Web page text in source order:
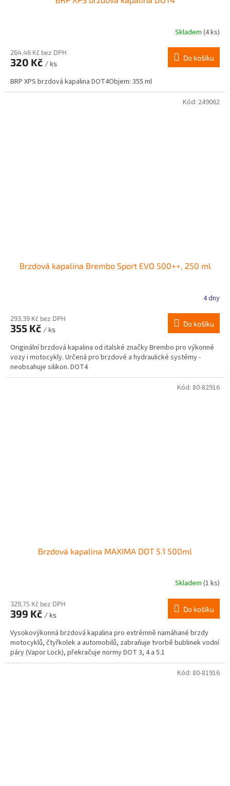
Skladem (4 ks)
264,46 Kč bez DPH
320 Kč / ks
Do košíku
BRP XPS brzdová kapalina DOT4Objem: 355 ml
Brzdová kapalina Brembo Sport EVO 500++, 250 ml
4 dny
293,39 Kč bez DPH
355 Kč / ks
Do košíku
Originální brzdová kapalina od italské značky Brembo pro výkonné
vozy i motocykly. Určená pro brzdové a hydraulické systémy -
neobsahuje silikon. DOT4
Kód: 249062
Brzdová kapalina MAXIMA DOT 5.1 500ml
Skladem (1 ks)
329,75 Kč bez DPH
399 Kč / ks
Do košíku
Vysokovýkonná brzdová kapalina pro extrémně namáhané brzdy
motocyklů, čtyřkolek a automobilů, zabraňuje tvorbě bublinek vodní
páry (Vapor Lock), překračuje normy DOT 3, 4 a 5.1
Kód: 80-82916
Kód: 80-81916